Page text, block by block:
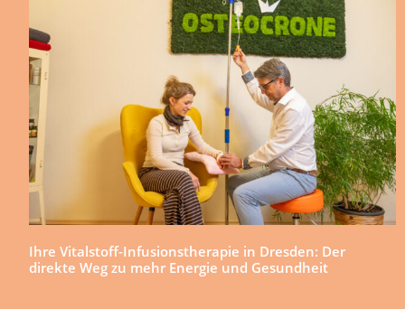
Ihre Vitalstoff-Infusionstherapie in Dresden: Der
direkte Weg zu mehr Energie und Gesundheit